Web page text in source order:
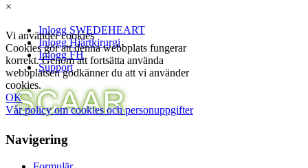
×
Navigering